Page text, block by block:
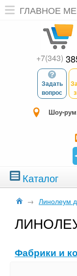
ГЛАВНОЕ
+7(343)
Задать
вопрос
Шоу-
Каталог
→ Линолеум
Фабрики и